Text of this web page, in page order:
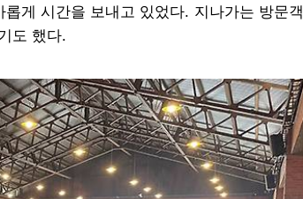
게 시간을 보내고 있었다. 지나가는 방문객
도 했다.